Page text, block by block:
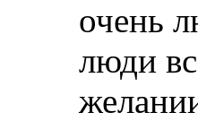
очень
люди